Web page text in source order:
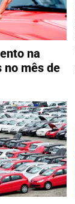
na
no mês de